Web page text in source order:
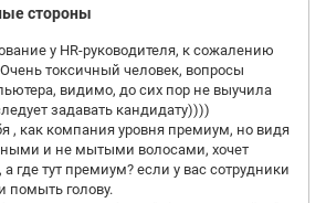
стороны
у HR-руководителя, к сожалению
токсичный человек, вопросы
видимо, до сих пор не выучила
задавать кандидату))))
, как компания уровня премиум, но видя
и не мытыми волосами, хочет
где тут премиум? если у вас сотрудники
помыть голову.